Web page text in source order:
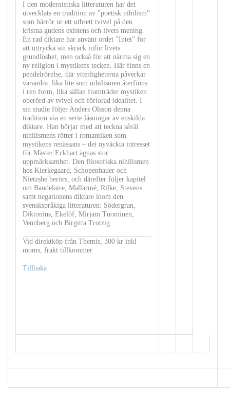
I den modernistiska litteraturen har det
utvecklats en tradition av ”poetisk nihilism”
som härrör ur ett utbrett tvivel på den
kristna gudens existens och livets mening.
En rad diktare har använt ordet ”Intet” för
att uttrycka sin skräck inför livets
grundlöshet, men också för att närma sig en
ny religion i mystikens tecken. Här finns en
pendelrörelse, där ytterligheterna påverkar
varandra: lika lite som nihilismen återfinns
i ren form, lika sällan framträder mystiken
oberörd av tvivel och förlorad idealitet. I
sin studie följer Anders Olsson denna
tradition via en serie läsningar av enskilda
diktare. Han börjar med att teckna såväl
nihilismens rötter i romantiken som
mystikens renässans – det nyväckta intresset
för Mäster Eckhart ägnas stor
uppmärksamhet. Den filosofiska nihilismen
hos Kierkegaard, Schopenhauer och
Nietzshe berörs, och därefter följer kapitel
om Baudelaire, Mallarmé, Rilke, Stevens
samt negationens diktare inom den
svenskspråkiga litteraturen: Södergran,
Diktonius, Ekelöf, Mirjam Tuominen,
Vennberg och Birgitta Trotzig.
Vid direktköp från Themis, 300 kr inkl
moms, frakt tillkommer
Tillbaka